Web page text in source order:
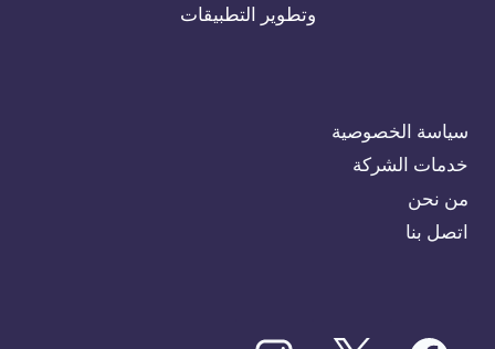
وتطوير التطبيقات
سياسة الخصوصية
خدمات الشركة
من نحن
اتصل بنا